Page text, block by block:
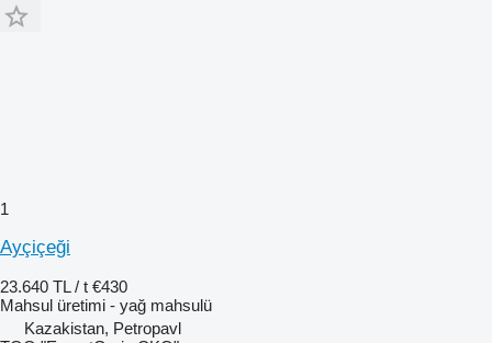
1
Ayçiçeği
23.640 TL / t €430
Mahsul üretimi - yağ mahsulü
Kazakistan, Petropavl